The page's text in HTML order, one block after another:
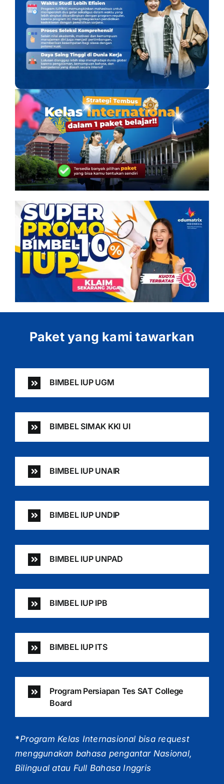
Paket yang kami tawarkan
BIMBEL IUP UGM
BIMBEL SIMAK KKI UI
BIMBEL IUP UNAIR
BIMBEL IUP UNDIP
BIMBEL IUP UNPAD
BIMBEL IUP IPB
BIMBEL IUP ITS
Program Persiapan Tes SAT College
Board
*Program Kelas Internasional bisa request
menggunakan bahasa pengantar Nasional,
Bilingual atau Full Bahasa Inggris